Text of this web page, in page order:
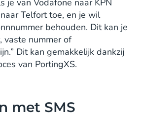
je van Vodafone naar KPN
Telfort toe, en je wil
behouden. Dit kan je
vaste nummer of
Dit kan gemakkelijk dankzij
van PortingXS.
met SMS